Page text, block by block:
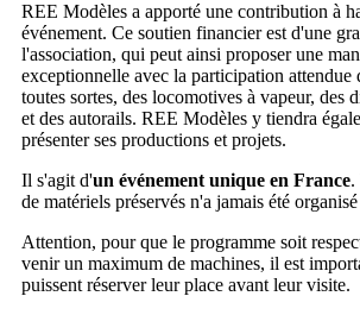
REE Modèles a apporté une contribution à
événement. Ce soutien financier est d'une
l'association, qui peut ainsi proposer une
exceptionnelle avec la participation attendue
toutes sortes, des locomotives à vapeur, des
et des autorails. REE Modèles y tiendra
présenter ses productions et projets.
Il s'agit d'un événement unique en France.
de matériels préservés n'a jamais été
Attention, pour que le programme soit
venir un maximum de machines, il est
puissent réserver leur place avant leur visite.